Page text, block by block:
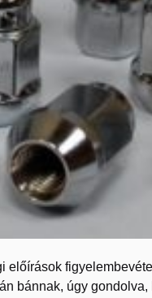
előírások
bánnak, úgy